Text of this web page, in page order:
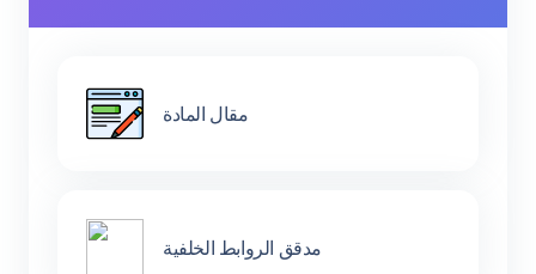
مقال المادة
مدقق الروابط الخلفية